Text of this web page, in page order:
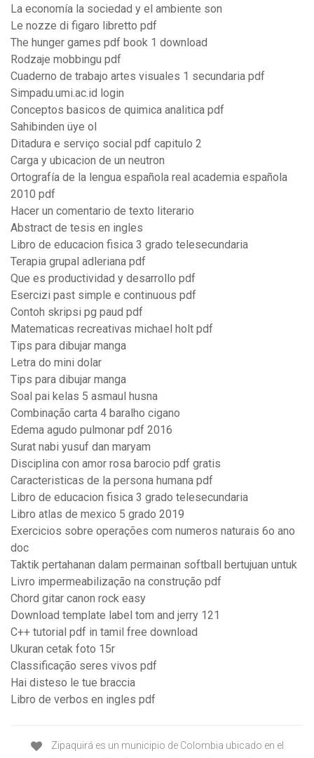
La economía la sociedad y el ambiente son
Le nozze di figaro libretto pdf
The hunger games pdf book 1 download
Rodzaje mobbingu pdf
Cuaderno de trabajo artes visuales 1 secundaria pdf
Simpadu.umi.ac.id login
Conceptos basicos de quimica analitica pdf
Sahibinden üye ol
Ditadura e serviço social pdf capitulo 2
Carga y ubicacion de un neutron
Ortografía de la lengua española real academia española
2010 pdf
Hacer un comentario de texto literario
Abstract de tesis en ingles
Libro de educacion fisica 3 grado telesecundaria
Terapia grupal adleriana pdf
Que es productividad y desarrollo pdf
Esercizi past simple e continuous pdf
Contoh skripsi pg paud pdf
Matematicas recreativas michael holt pdf
Tips para dibujar manga
Letra do mini dolar
Tips para dibujar manga
Soal pai kelas 5 asmaul husna
Combinação carta 4 baralho cigano
Edema agudo pulmonar pdf 2016
Surat nabi yusuf dan maryam
Disciplina con amor rosa barocio pdf gratis
Caracteristicas de la persona humana pdf
Libro de educacion fisica 3 grado telesecundaria
Libro atlas de mexico 5 grado 2019
Exercicios sobre operações com numeros naturais 6o ano
doc
Taktik pertahanan dalam permainan softball bertujuan untuk
Livro impermeabilização na construção pdf
Chord gitar canon rock easy
Download template label tom and jerry 121
C++ tutorial pdf in tamil free download
Ukuran cetak foto 15r
Classificação seres vivos pdf
Hai disteso le tue braccia
Libro de verbos en ingles pdf
Zipaquirá es un municipio de Colombia ubicado en el